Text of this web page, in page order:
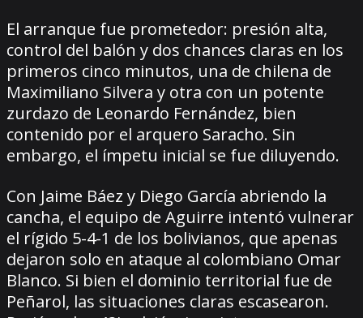
El arranque fue prometedor: presión alta,
control del balón y dos chances claras en los
primeros cinco minutos, una de chilena de
Maximiliano Silvera y otra con un potente
zurdazo de Leonardo Fernández, bien
contenido por el arquero Saracho. Sin
embargo, el ímpetu inicial se fue diluyendo.
Con Jaime Báez y Diego García abriendo la
cancha, el equipo de Aguirre intentó vulnerar
el rígido 5-4-1 de los bolivianos, que apenas
dejaron solo en ataque al colombiano Omar
Blanco. Si bien el dominio territorial fue de
Peñarol, las situaciones claras escasearon.